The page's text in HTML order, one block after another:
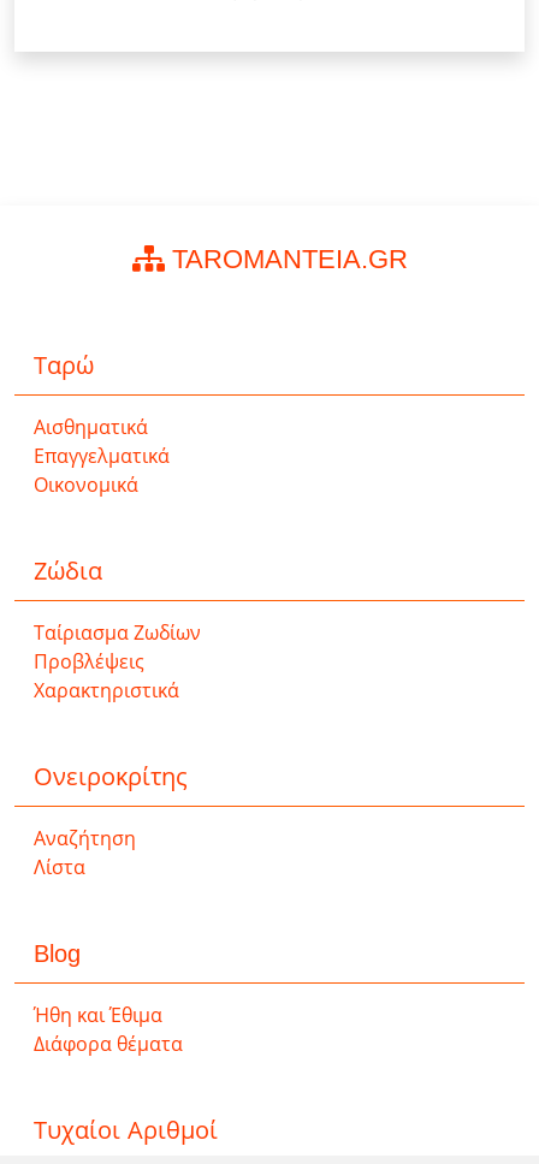
TAROMANTEIA.GR
Ταρώ
Αισθηματικά
Επαγγελματικά
Οικονομικά
Ζώδια
Ταίριασμα Ζωδίων
Προβλέψεις
Χαρακτηριστικά
Ονειροκρίτης
Αναζήτηση
Λίστα
Blog
Ήθη και Έθιμα
Διάφορα θέματα
Τυχαίοι Αριθμοί